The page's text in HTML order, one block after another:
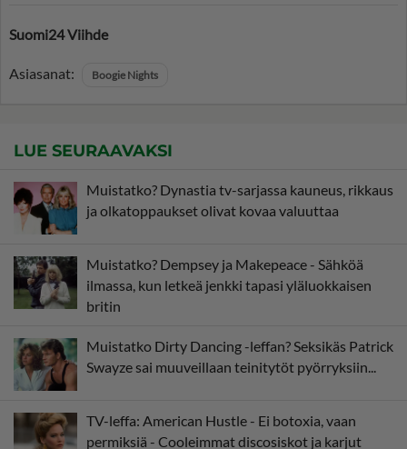
Suomi24 Viihde
Asiasanat: Boogie Nights
LUE SEURAAVAKSI
Muistatko? Dynastia tv-sarjassa kauneus, rikkaus
ja olkatoppaukset olivat kovaa valuuttaa
Muistatko? Dempsey ja Makepeace - Sähköä
ilmassa, kun letkeä jenkki tapasi yläluokkaisen
britin
Muistatko Dirty Dancing -leffan? Seksikäs Patrick
Swayze sai muuveillaan teinitytöt pyörryksiin...
TV-leffa: American Hustle - Ei botoxia, vaan
permiksiä - Cooleimmat discosiskot ja karjut